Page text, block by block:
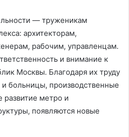
— труженикам
архитекторам,
рабочим, управленцам.
и внимание к
Москвы. Благодаря их труду
больницы, производственные
развитие метро и
появляются новые